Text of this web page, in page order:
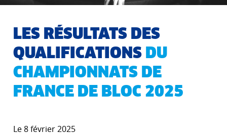
LES RÉSULTATS DES
QUALIFICATIONS DU
CHAMPIONNATS DE
FRANCE DE BLOC 2025
Le 8 février 2025